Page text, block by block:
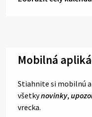
Mobilná
Stiahnite si mobilnú
všetkynovinky,
vrecka.